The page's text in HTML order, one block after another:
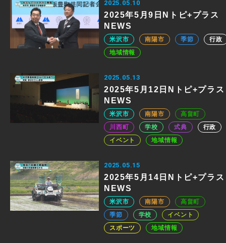
2025.05.10
2025年5月9日Nトピ+プラス
NEWS
米沢市 南陽市 季節
行政
地域情報
2025.05.13
2025年5月12日Nトピ+プラス
NEWS
米沢市 南陽市
高畠町
川西町
学校 式典
行政
イベント
地域情報
2025.05.15
2025年5月14日Nトピ+プラス
NEWS
米沢市 南陽市
高畠町
季節
学校
イベント
スポーツ
地域情報